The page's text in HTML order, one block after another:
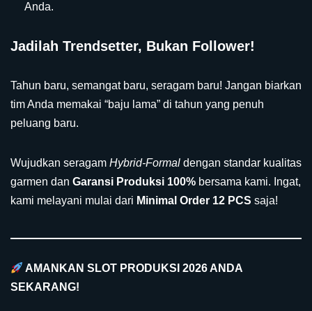
Anda.
Jadilah Trendsetter, Bukan Follower!
Tahun baru, semangat baru, seragam baru! Jangan biarkan
tim Anda memakai “baju lama” di tahun yang penuh
peluang baru.
Wujudkan seragam Hybrid-Formal dengan standar kualitas
garmen dan Garansi Produksi 100% bersama kami. Ingat,
kami melayani mulai dari Minimal Order 12 PCS saja!
AMANKAN SLOT PRODUKSI 2026 ANDA
SEKARANG!